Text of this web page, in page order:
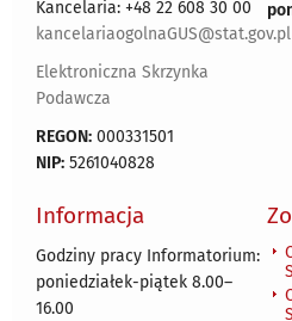
Kancelaria: +48 22 608 30 00
kancelariaogolnaGUS@stat.gov.pl
Elektroniczna Skrzynka
Podawcza
REGON: 000331501
NIP: 5261040828
Informacja
Godziny pracy Informatorium:
poniedziałek-piątek 8.00–
16.00